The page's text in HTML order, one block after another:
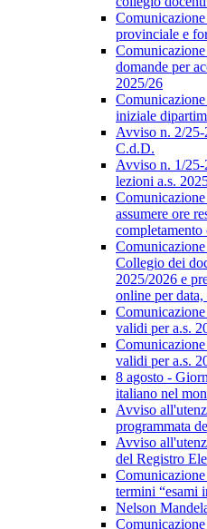
provinciale e
domande per
2025/26
iniziale
Avviso n. 2/
C.d.D.
Avviso n. 1/25-
lezioni a.s.
assumere ore
completamento
Collegio dei
2025/2026 e
online per
validi per a.s.
validi per a.s.
8 agosto -
italiano nel
Avviso
programmata
Avviso
del Registro
termini “esami
Nelson